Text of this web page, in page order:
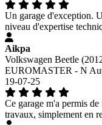
Un garage d'exception.
niveau d'expertise
Aikpa
Volkswagen Beetle
EUROMASTER - N
19-07-25
Ce garage m'a permis
travaux, simplement en